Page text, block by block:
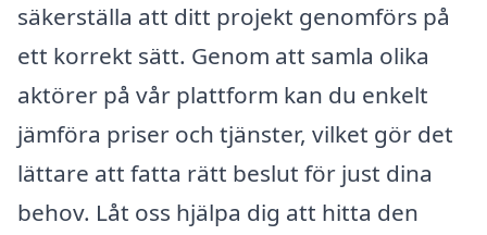
säkerställa att ditt projekt genomförs på
ett korrekt sätt. Genom att samla olika
aktörer på vår plattform kan du enkelt
jämföra priser och tjänster, vilket gör det
lättare att fatta rätt beslut för just dina
behov. Låt oss hjälpa dig att hitta den